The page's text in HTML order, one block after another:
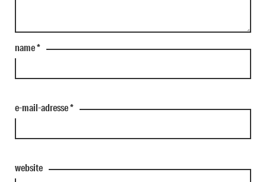
name*
e-mail-adresse*
website